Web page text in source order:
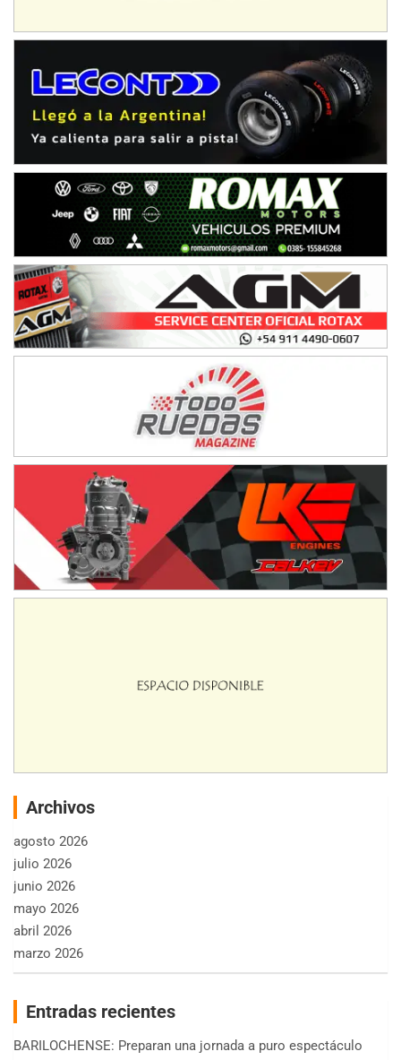
Archivos
agosto 2026
julio 2026
junio 2026
mayo 2026
abril 2026
marzo 2026
Entradas recientes
BARILOCHENSE: Preparan una jornada a puro espectáculo